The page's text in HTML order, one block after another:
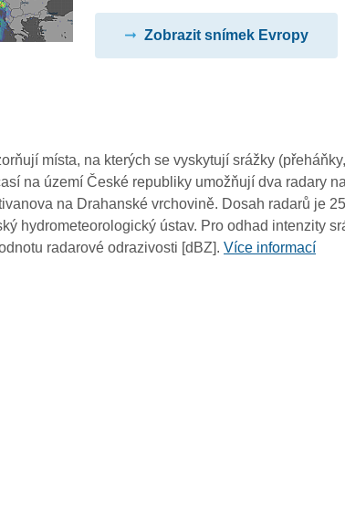
Zobrazit snímek Evropy
místa, na kterých se vyskytují srážky (přeháňky,
na území České republiky umožňují dva radary
na Drahanské vrchovině. Dosah radarů je
hydrometeorologický ústav. Pro odhad intenzity
radarové odrazivosti [dBZ].Více informací